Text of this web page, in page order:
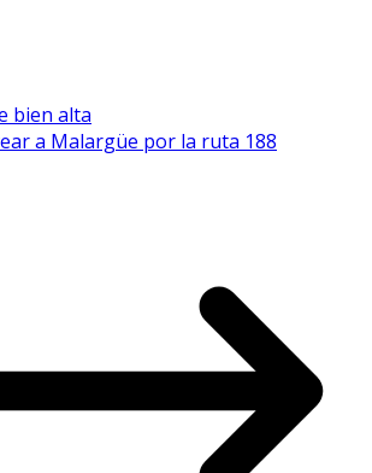
bien alta
a Malargüe por la ruta 188